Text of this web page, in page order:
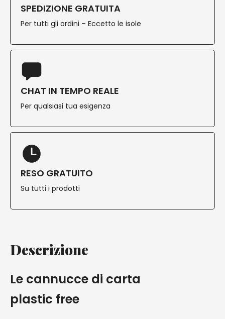
SPEDIZIONE GRATUITA
Per tutti gli ordini – Eccetto le isole
CHAT IN TEMPO REALE
Per qualsiasi tua esigenza
RESO GRATUITO
Su tutti i prodotti
Descrizione
Le cannucce di carta
plastic free